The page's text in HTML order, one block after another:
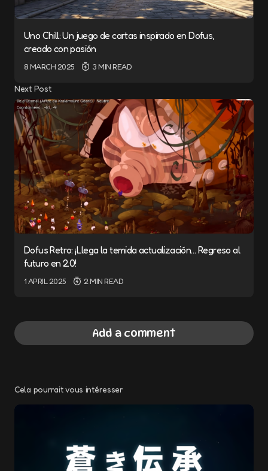
Uno Chill: Un juego de cartas inspirado en Dofus,
creado con pasión
8 MARCH 2025 3 MIN READ
Next Post
Dofus Retro: ¡Llega la temida actualización… Regreso al
futuro en 2.0!
1 APRIL 2025 2 MIN READ
Add a comment
Your email address will not be published.
Cela pourrait vous intéresser